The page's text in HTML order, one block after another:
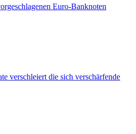
Euro-Banknoten
verschleiert die sich verschärfende